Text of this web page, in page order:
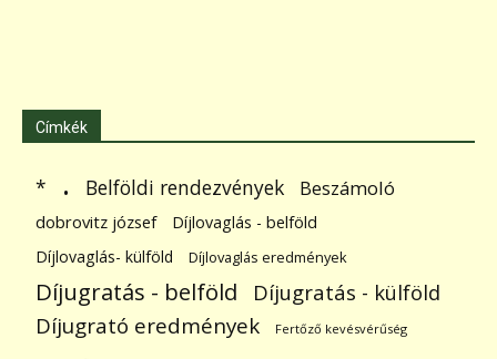
Címkék
* . Belföldi rendezvények Beszámoló
dobrovitz józsef
Díjlovaglás - belföld
Díjlovaglás- külföld
Díjlovaglás eredmények
Díjugratás - belföld Díjugratás - külföld
Díjugrató eredmények Fertőző kevésvérűség